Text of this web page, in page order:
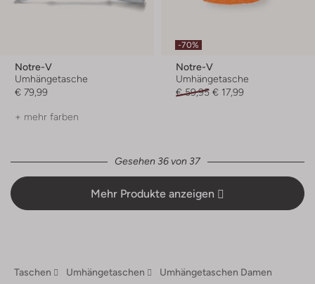
Notre-V
Umhängetasche
€ 79,99
+ mehr farben
-70%
Notre-V
Umhängetasche
€ 59,95 € 17,99
Gesehen 36 von 37
Mehr Produkte anzeigen
Taschen Umhängetaschen Umhängetaschen Damen